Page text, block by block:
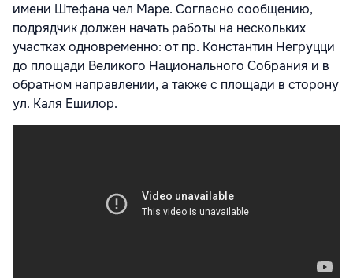
имени Штефана чел Маре. Согласно сообщению,
подрядчик должен начать работы на нескольких
участках одновременно: от пр. Константин Негруцци
до площади Великого Национального Собрания и в
обратном направлении, а также с площади в сторону
ул. Каля Ешилор.